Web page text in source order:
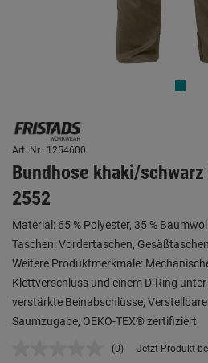
Art. Nr.: 1254600
Bundhose khaki/schwarz
2552
Material: 65 % Polyester, 35 %
Taschen: Vordertaschen,
Weitere Produktmerkmale:
Klettverschluss und einem D-Ring
verstärkte Beinabschlüsse,
Saumzugabe, OEKO-TEX® zertifiziert
Kein
(0) Jetzt Produkt